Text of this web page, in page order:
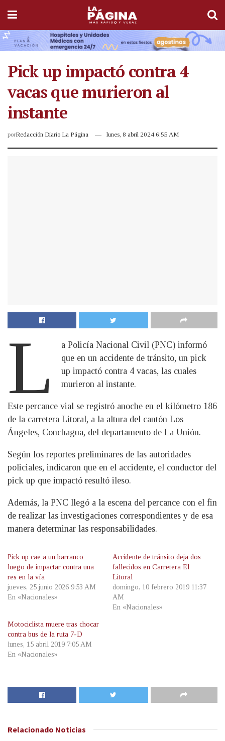
Pick up impactó contra 4
vacas que murieron al
instante
porRedacción Diario La Página lunes, 8 abril 2024 6:55 AM
L
a Policía Nacional Civil (PNC) informó
que en un accidente de tránsito, un pick
up impactó contra 4 vacas, las cuales
murieron al instante.
Este percance vial se registró anoche en el kilómetro 186
de la carretera Litoral, a la altura del cantón Los
Ángeles, Conchagua, del departamento de La Unión.
Según los reportes preliminares de las autoridades
policiales, indicaron que en el accidente, el conductor del
pick up que impactó resultó ileso.
Además, la PNC llegó a la escena del percance con el fin
de realizar las investigaciones correspondientes y de esa
manera determinar las responsabilidades.
Pick up cae a un barranco
luego de impactar contra una
res en la vía
jueves, 25 junio 2026 9:53 AM
En «Nacionales»
Accidente de tránsito deja dos
fallecidos en Carretera El
Litoral
domingo, 10 febrero 2019 11:37
AM
En «Nacionales»
Motociclista muere tras chocar
contra bus de la ruta 7-D
lunes, 15 abril 2019 7:05 AM
En «Nacionales»
Relacionado Noticias